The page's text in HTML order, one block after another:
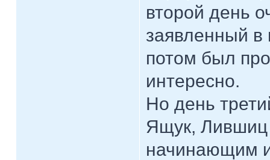
второй день
заявленный
потом был
интересно.
Но день
Ящук, Лившиц
начинающим